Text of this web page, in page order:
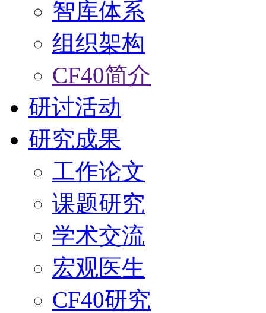
智库体系
组织架构
CF40简介
研讨活动
研究成果
工作论文
课题研究
学术交流
宏观医生
CF40研究